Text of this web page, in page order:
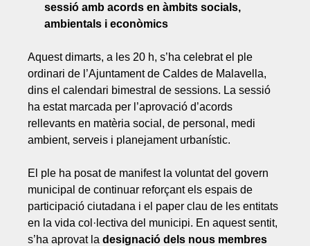
sessió amb acords en àmbits socials,
ambientals i econòmics
Aquest dimarts, a les 20 h, s’ha celebrat el ple
ordinari de l’Ajuntament de Caldes de Malavella,
dins el calendari bimestral de sessions. La sessió
ha estat marcada per l’aprovació d’acords
rellevants en matèria social, de personal, medi
ambient, serveis i planejament urbanístic.
El ple ha posat de manifest la voluntat del govern
municipal de continuar reforçant els espais de
participació ciutadana i el paper clau de les entitats
en la vida col·lectiva del municipi. En aquest sentit,
s’ha aprovat la designació dels nous membres